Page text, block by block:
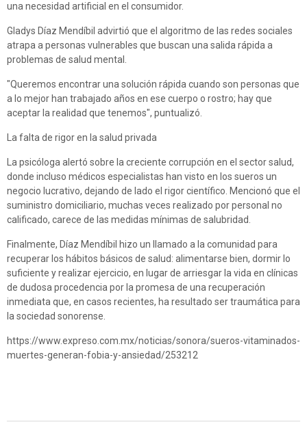
una necesidad artificial en el consumidor.
Gladys Díaz Mendíbil advirtió que el algoritmo de las redes sociales
atrapa a personas vulnerables que buscan una salida rápida a
problemas de salud mental.
"Queremos encontrar una solución rápida cuando son personas que
a lo mejor han trabajado años en ese cuerpo o rostro; hay que
aceptar la realidad que tenemos", puntualizó.
La falta de rigor en la salud privada
La psicóloga alertó sobre la creciente corrupción en el sector salud,
donde incluso médicos especialistas han visto en los sueros un
negocio lucrativo, dejando de lado el rigor científico. Mencionó que el
suministro domiciliario, muchas veces realizado por personal no
calificado, carece de las medidas mínimas de salubridad.
Finalmente, Díaz Mendíbil hizo un llamado a la comunidad para
recuperar los hábitos básicos de salud: alimentarse bien, dormir lo
suficiente y realizar ejercicio, en lugar de arriesgar la vida en clínicas
de dudosa procedencia por la promesa de una recuperación
inmediata que, en casos recientes, ha resultado ser traumática para
la sociedad sonorense.
https://www.expreso.com.mx/noticias/sonora/sueros-vitaminados-
muertes-generan-fobia-y-ansiedad/253212